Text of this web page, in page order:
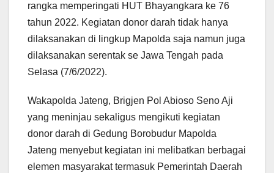
rangka memperingati HUT Bhayangkara ke 76
tahun 2022. Kegiatan donor darah tidak hanya
dilaksanakan di lingkup Mapolda saja namun juga
dilaksanakan serentak se Jawa Tengah pada
Selasa (7/6/2022).
Wakapolda Jateng, Brigjen Pol Abioso Seno Aji
yang meninjau sekaligus mengikuti kegiatan
donor darah di Gedung Borobudur Mapolda
Jateng menyebut kegiatan ini melibatkan berbagai
elemen masyarakat termasuk Pemerintah Daerah